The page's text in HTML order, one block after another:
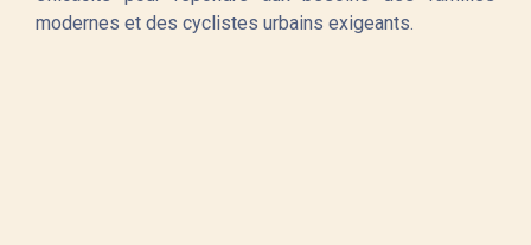
modernes et des cyclistes urbains exigeants.